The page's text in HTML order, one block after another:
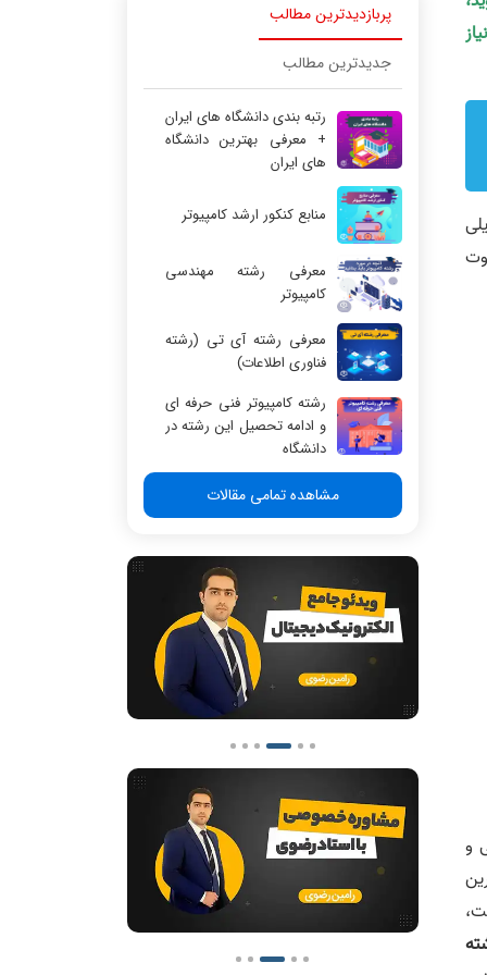
و
پربازدیدترین مطالب
جدیدترین مطالب
رتبه بندی دانشگاه های ایران
+ معرفی بهترین دانشگاه
های ایران
منابع کنکور ارشد کامپیوتر
معرفی رشته مهندسی
کامپیوتر
معرفی رشته آی تی (رشته
فناوری اطلاعات)
رشته کامپیوتر فنی حرفه ای
و ادامه تحصیل این رشته در
دانشگاه
مشاهده تمامی مقالات